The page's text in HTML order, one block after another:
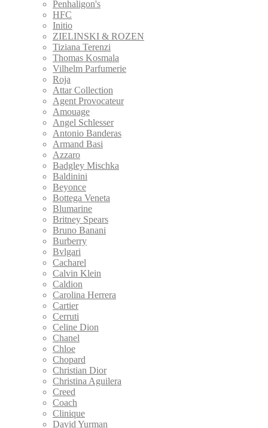
Penhaligon's
HFC
Initio
ZIELINSKI & ROZEN
Tiziana Terenzi
Thomas Kosmala
Vilhelm Parfumerie
Roja
Attar Collection
Agent Provocateur
Amouage
Angel Schlesser
Antonio Banderas
Armand Basi
Azzaro
Badgley Mischka
Baldinini
Beyonce
Bottega Veneta
Blumarine
Britney Spears
Bruno Banani
Burberry
Bvlgari
Cacharel
Calvin Klein
Caldion
Carolina Herrera
Cartier
Cerruti
Celine Dion
Chanel
Chloe
Chopard
Christian Dior
Christina Aguilera
Creed
Coach
Clinique
David Yurman